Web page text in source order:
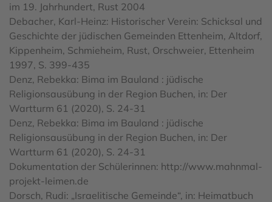
im 19. Jahrhundert, Rust 2004
Debacher, Karl-Heinz: Historischer Verein: Schicksal und
Geschichte der jüdischen Gemeinden Ettenheim, Altdorf,
Kippenheim, Schmieheim, Rust, Orschweier, Ettenheim
1997, S. 399-435
Denz, Rebekka: Bima im Bauland : jüdische
Religionsausübung in der Region Buchen, in: Der
Wartturm 61 (2020), S. 24-31
Denz, Rebekka: Bima im Bauland : jüdische
Religionsausübung in der Region Buchen, in: Der
Wartturm 61 (2020), S. 24-31
Dokumentation der Schülerinnen: http://www.mahnmal-
projekt-leimen.de
Dorsch, Rudi: „Israelitische Gemeinde“, in: Heimatbuch